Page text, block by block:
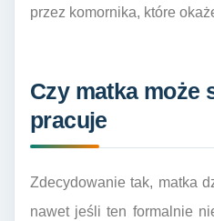
przez komornika, które
Czy matka może
pracuje
Zdecydowanie tak, matka
nawet jeśli ten formalnie